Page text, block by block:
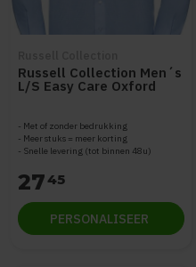
Russell Collection Men´s
L/S Easy Care Oxford
Shirt Z932
Met of zonder bedrukking
Meer stuks = meer korting
Snelle levering (tot binnen 48u)
2745
PERSONALISEER